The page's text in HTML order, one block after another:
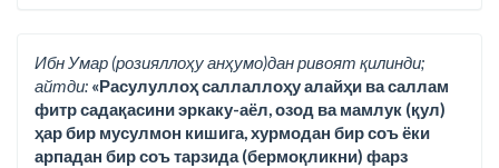
Ибн Умар (розияллоҳу анҳумо)дан ривоят қилинди;
айтди: «Расулуллоҳ саллаллоҳу алайҳи ва саллам
фитр садақасини эркаку-аёл, озод ва мамлук (қул)
ҳар бир мусулмон кишига, хурмодан бир соъ ёки
арпадан бир соъ тарзида (бермоқликни) фарз